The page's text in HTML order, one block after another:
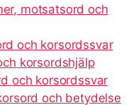
motsatsord och
och korsordssvar
korsordshjälp
och korsordssvar
och betydelse